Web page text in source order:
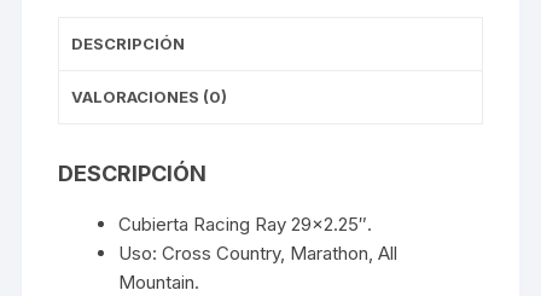
DESCRIPCIÓN
VALORACIONES (0)
DESCRIPCIÓN
Cubierta Racing Ray 29×2.25″.
Uso: Cross Country, Marathon, All
Mountain.